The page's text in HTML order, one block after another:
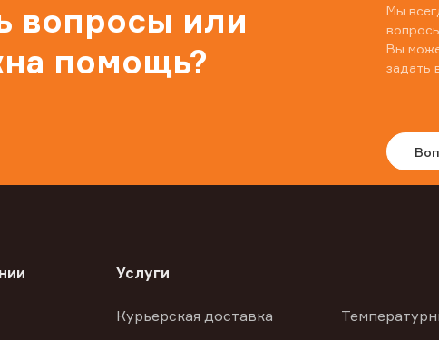
вопросы или
помощь?
Мы
Вы
задать
Услуги
Курьерская доставка